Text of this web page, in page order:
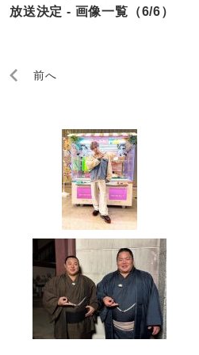
放送決定 - 画像一覧（6/6）
前へ